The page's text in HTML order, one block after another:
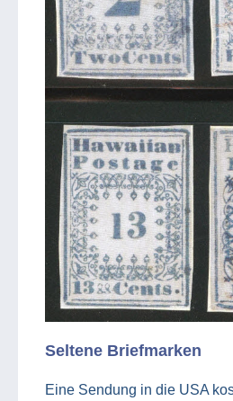
Seltene Briefmarken
Eine Sendung in die USA